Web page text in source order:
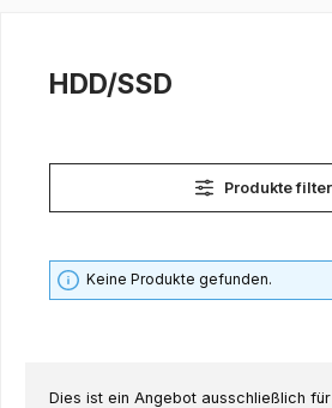
HDD/SSD
Produkte
Keine Produkte gefunden.
Dies ist ein Angebot ausschließlich für